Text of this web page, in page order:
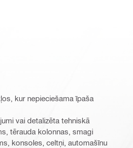
kur nepieciešama īpaša
vai detalizēta tehniskā
tērauda kolonnas, smagi
konsoles, celtņi, automašīnu